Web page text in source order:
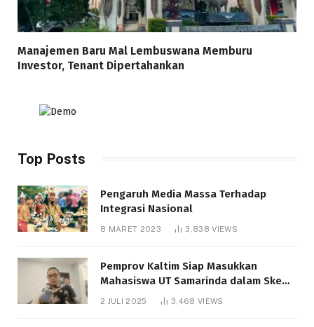
Manajemen Baru Mal Lembuswana Memburu
Investor, Tenant Dipertahankan
Top Posts
Pengaruh Media Massa Terhadap
Integrasi Nasional
8 MARET 2023 3,838VIEWS
Pemprov Kaltim Siap Masukkan
Mahasiswa UT Samarinda dalam Skema
Bantuan Pendidikan Gratispol
2 JULI 2025 3,468 VIEWS